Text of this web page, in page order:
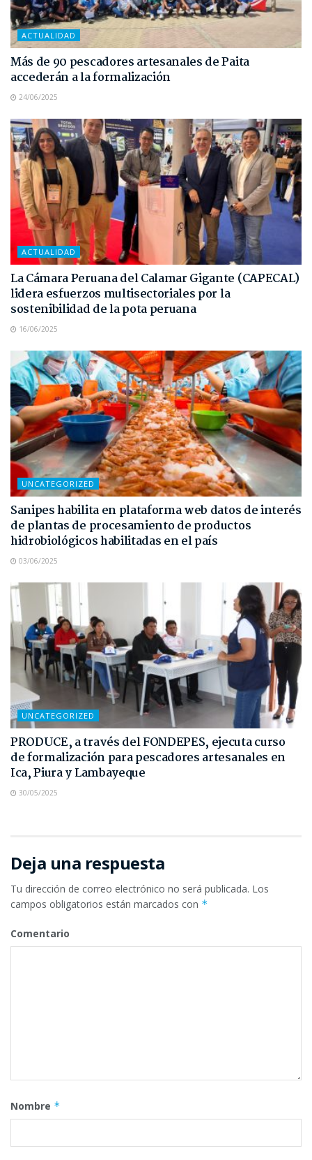
ACTUALIDAD
Más de 90 pescadores artesanales de Paita
accederán a la formalización
24/06/2025
ACTUALIDAD
La Cámara Peruana del Calamar Gigante (CAPECAL)
lidera esfuerzos multisectoriales por la
sostenibilidad de la pota peruana
16/06/2025
UNCATEGORIZED
Sanipes habilita en plataforma web datos de interés
de plantas de procesamiento de productos
hidrobiológicos habilitadas en el país
03/06/2025
UNCATEGORIZED
PRODUCE, a través del FONDEPES, ejecuta curso
de formalización para pescadores artesanales en
Ica, Piura y Lambayeque
30/05/2025
Deja una respuesta
Tu dirección de correo electrónico no será publicada. Los
campos obligatorios están marcados con *
Comentario
Nombre *